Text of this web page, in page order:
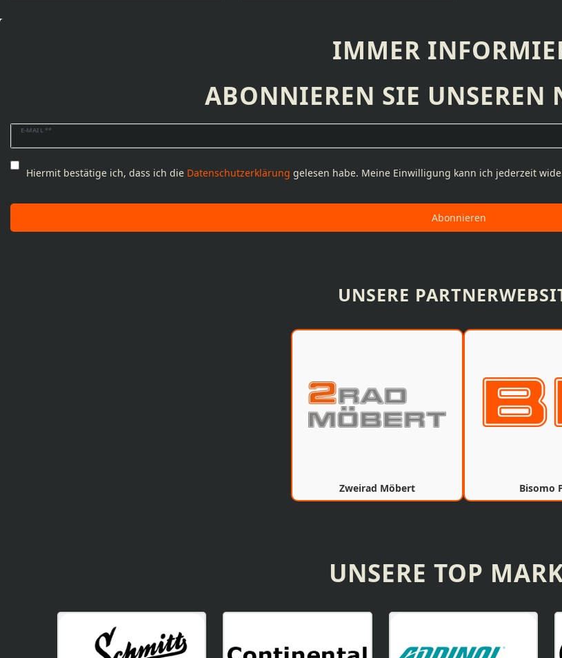
IMMER
ABONNIEREN SIE UNSEREN
E-MAIL **
Newsletter
Honig
Hiermit bestätige ich, dass ich die Daten­schutz­erklärung gelesen habe. Meine Einwilligung kann ich jederzeit
Abonnieren
UNSERE
Zweirad Möbert Bisomo
UNSERE TOP